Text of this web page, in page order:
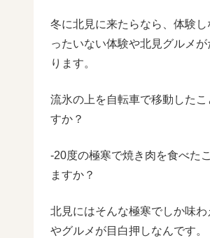
冬に北見に来たらなら、体験し
ったいない体験や北見グルメ
ります。
流氷の上を自転車で移動したこ
すか？
-20度の極寒で焼き肉を食べた
ますか？
北見にはそんな極寒でしか味わ
やグルメが目白押しなんです。